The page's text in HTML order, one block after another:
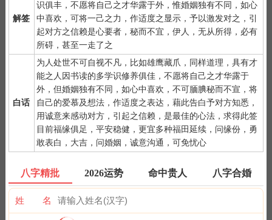
解签
识俱丰，不愿将自己之才华露于外，惟婚姻独有不同，如心
中喜欢，可将一己之力，作适度之显示，予以激发对之，引
起对方之信赖是心要者，秘而不宜，伊人，无从所得，必有
所碍，甚至一走了之
白话
为人处世不可自视不凡，比如雄鹰藏爪，同样道理，具有才
能之人因书读的多学识修养俱佳，不愿将自己之才华露于
外，但婚姻独有不同，如心中喜欢，不可腼腆秘而不宣，将
自己的爱慕及想法，作适度之表达，藉此告白予对方知悉，
用诚意来感动对方，引起之信赖，是最佳的心法，求得此签
目前福缘俱足，平安稳健，更宜多种福田延续，问缘份，勇
敢表白，大吉，问婚姻，诚意沟通，可免忧心
八字精批 2026运势 命中贵人 八字合婚
姓 名
月老灵签是公认为最灵验的姻缘签诗，抽灵签前要专心一致，
秉除杂念，先双手合手默念，月下老人，指点迷津。
默念自己姓名、出生时间、居住地址；再请求需要指点的事
情；最后点上面的签筒开始抽签！心诚则灵，否则掷到笑杯的机率
很高。
抽签的时间：中午十二点左右和晚上十一点前或者后，晚上十
一点是阴阳相接之时，最适宜抽签，抽签的信息也最准确；房事后
和打雷下大雨时不要抽签，因为此时信息不稳。
紫微详批 奇门遁甲 梅花易数 六壬测事